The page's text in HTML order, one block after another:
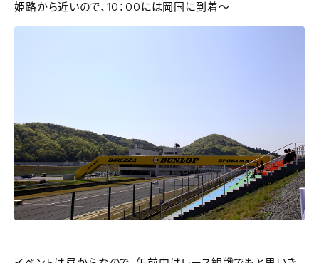
姫路から近いので、10：00には岡国に到着～